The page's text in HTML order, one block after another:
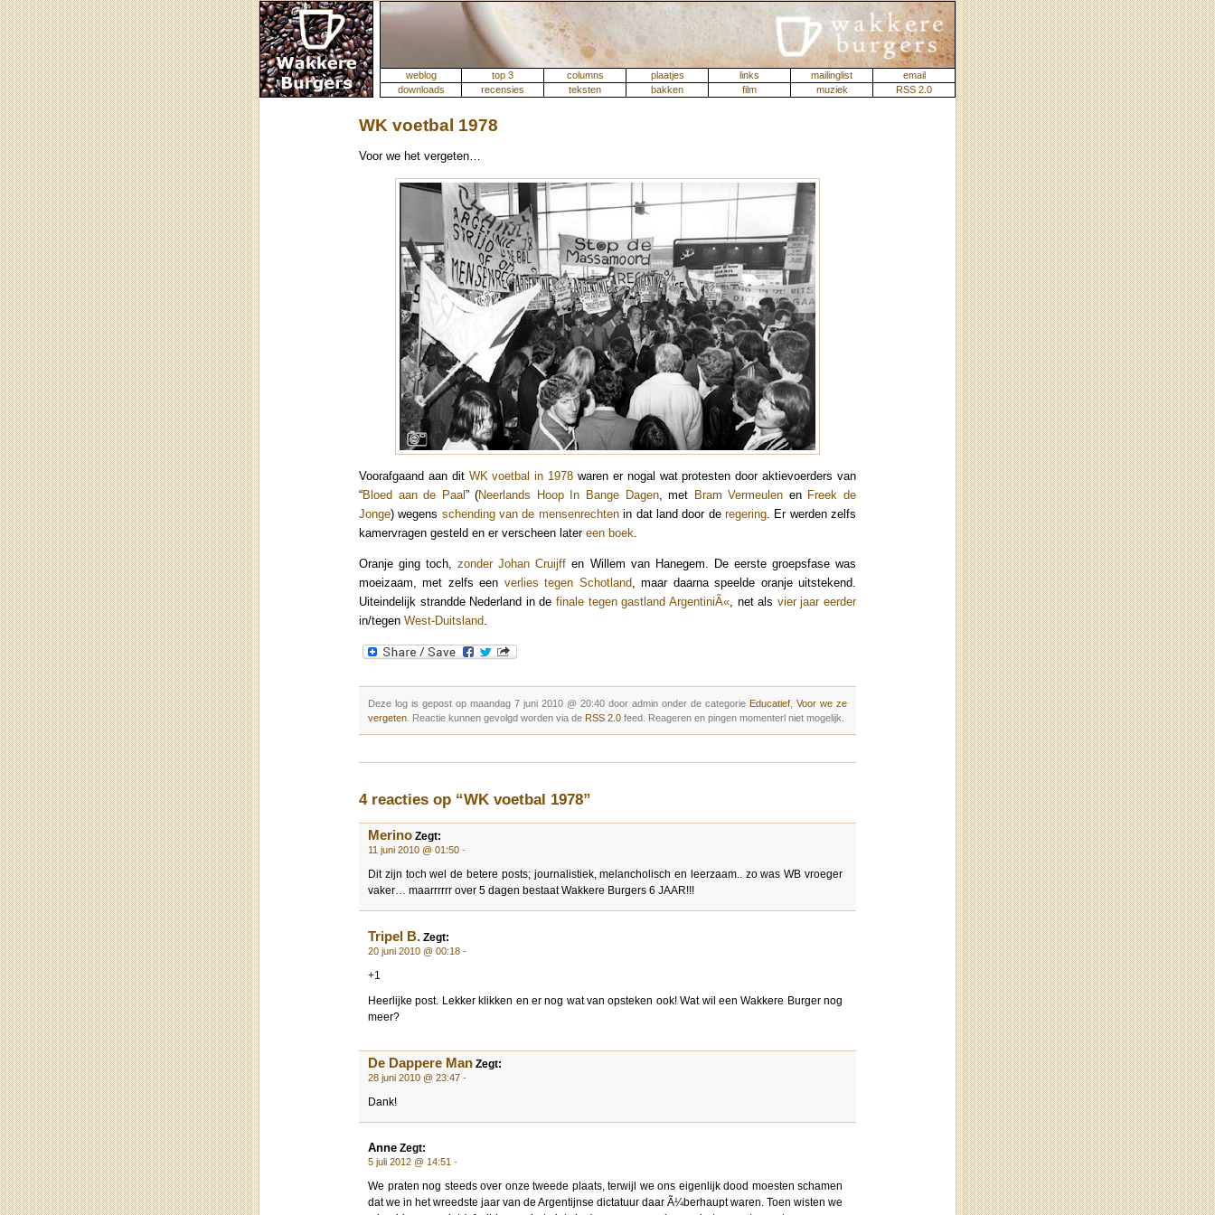
weblog top 3 columns plaatjes links mailinglist
email
downloads
recensies teksten bakken film muziek RSS 2.0
WK voetbal 1978
Voor we het vergeten…
Voorafgaand aan dit WK voetbal in 1978 waren er nogal wat protesten door aktievoerders van
“Bloed aan de Paal ” (Neerlands Hoop In Bange Dagen, met Bram Vermeulen en Freek de
Jonge) wegens schending van de mensenrechtenin dat land door de regering. Er werden zelfs
kamervragen gesteld en er verscheen later een boek
Oranje ging toch,zonder Johan Cruijff en Willem van Hanegem. De eerste groepsfase was
moeizaam, met zelfs een verlies tegen Schotland, maar daarna speelde oranje uitstekend.
Uiteindelijk strandde Nederland in definale tegen gastland ArgentiniÃ«, net als vier jaar eerder
in/tegen West-Duitsland.
Deze log is gepost op maandag 7 juni 2010 @ 20:40 door admin onder de categorie Educatief Voor we ze
vergeten . Reactie kunnen gevolgd worden via de RSS 2.0 feed. Reageren en pingen momenterl niet mogelijk.
4 reacties op “WK voetbal 1978”
Merino Zegt:
11 juni 2010 @ 01:50 -
Dit zijn toch wel de betere posts; journalistiek, melancholisch en leerzaam.. zo was WB vroeger
vaker… maarrrrrr over 5 dagen bestaat Wakkere Burgers 6 JAAR!!!
Tripel B. Zegt:
20 juni 2010 @ 00:18 -
+1
Heerlijke post. Lekker klikken en er nog wat van opsteken ook! Wat wil een Wakkere Burger nog
meer?
De Dappere Man Zegt:
28 juni 2010 @ 23:47 -
Dank!
Anne Zegt:
5 juli 2012 @ 14:51 -
We praten nog steeds over onze tweede plaats, terwijl we ons eigenlijk dood moesten schamen
dat we in het wreedste jaar van de Argentijnse dictatuur daar Ã¼berhaupt waren. Toen wisten we